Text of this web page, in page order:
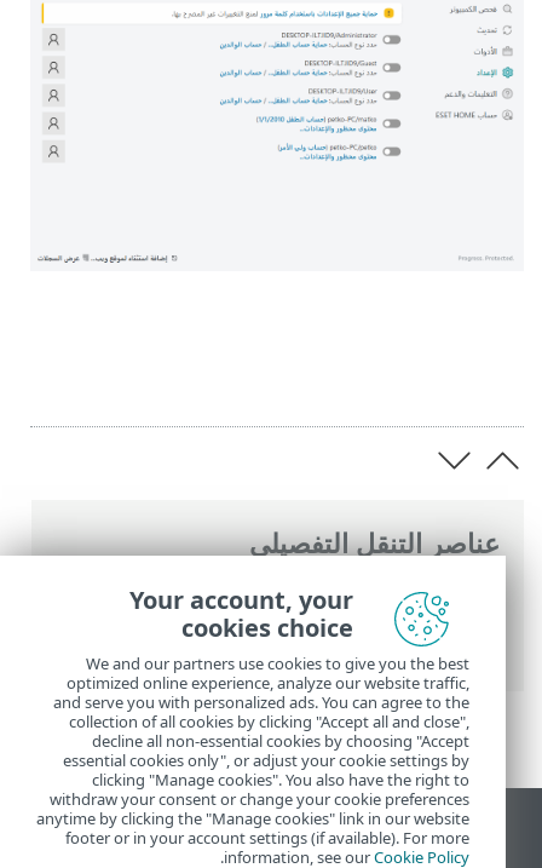
عناصر التنقل التفصيلي
تعليمات ESET عبر الإنترنت >
ESET Smart
Security Premium
>الأسئلة الشائعة
تمكين المراقبة الأبوية لحساب
عرض موقع سطح المكتب
Your account, your
cookies choice
We and our partners use cookies to give you the best
optimized online experience, analyze our website traffic,
and serve you with personalized ads. You can agree to the
collection of all cookies by clicking "Accept all and close",
decline all non-essential cookies by choosing "Accept
essential cookies only", or adjust your cookie settings by
clicking "Manage cookies". You also have the right to
withdraw your consent or change your cookie preferences
anytime by clicking the "Manage cookies" link in our website
footer or in your account settings (if available). For more
information, see ourCookie Policy
.